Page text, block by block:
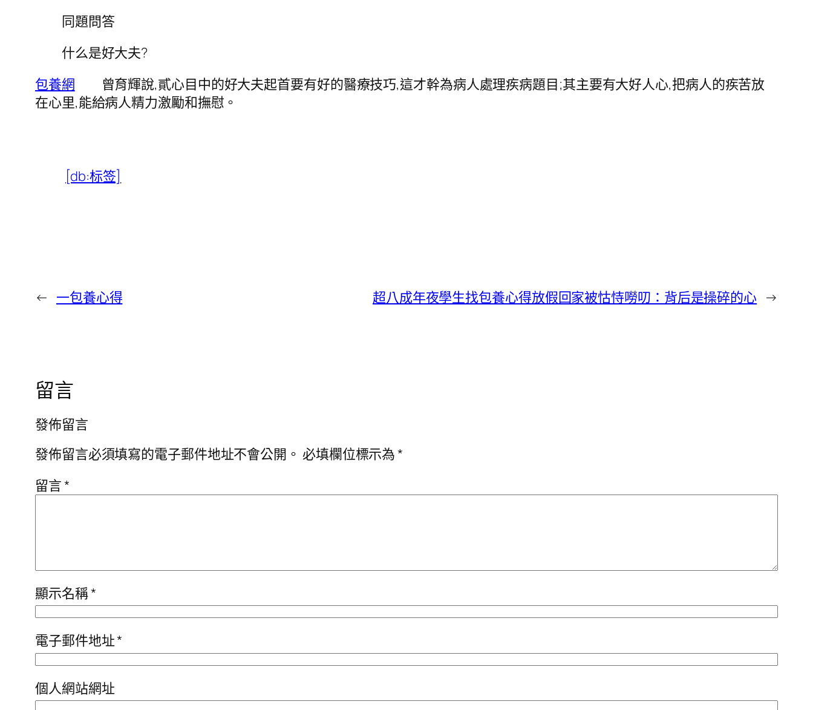
同題問答
什么是好大夫?
包養網 曾育輝說,貳心目中的好大夫起首要有好的醫療技巧,這才幹為病人處理疾病題目;其主要有大好人心,把病人的疾苦放
在心里,能給病人精力激勵和撫慰。
[db:标签]
← 一包養心得 超八成年夜學生找包養心得放假回家被怙恃嘮叨：背后是操碎的心 →
留言
發佈留言
發佈留言必須填寫的電子郵件地址不會公開。 必填欄位標示為*
留言*
顯示名稱*
電子郵件地址*
個人網站網址